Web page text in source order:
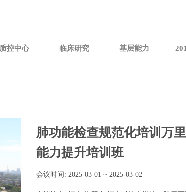
质控中心 临床研究 基层能力
肺功能检查规范化培训万
能力提升培训班
会议时间: 2025-03-01 ~ 2025-03-02